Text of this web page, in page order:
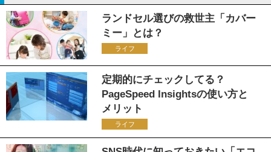
ランドセル選びの救世主「カバー
ミー」とは？
ライフ
定期的にチェックしてる？
PageSpeed Insightsの使い方と
メリット
ライフ